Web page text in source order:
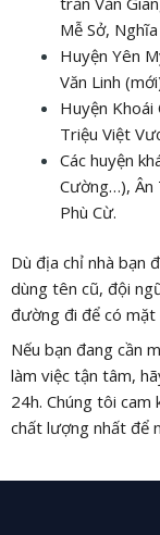
Mễ Sở,
Huyện Yên
Văn Linh
Huyện Khoái
Triệu Việt
Các huyện
Cường…), Ân
Phù Cừ.
Dù địa chỉ nhà bạn
dùng tên cũ, đội
đường đi để có mặt
Nếu bạn đang cần
làm việc tận tâm,
24h. Chúng tôi cam
chất lượng nhất để